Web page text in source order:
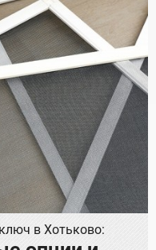
в Хотьково: